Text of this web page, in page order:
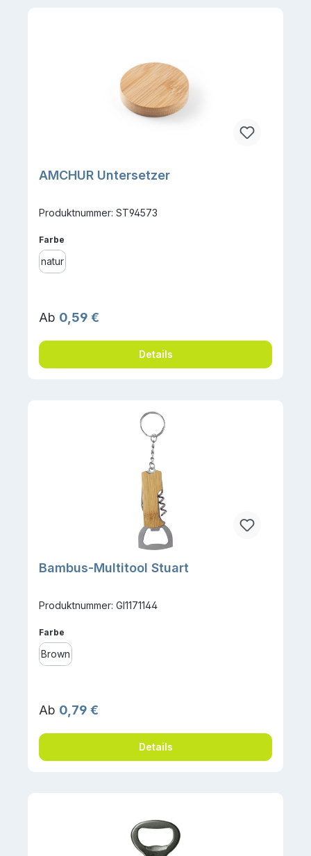
AMCHUR Untersetzer
Produktnummer: ST94573
Farbe
natur
Regulärer Preis:
Ab 0,59 €
Details
Bambus-Multitool Stuart
Produktnummer: GI1171144
Farbe
Brown
Regulärer Preis:
Ab 0,79 €
Details